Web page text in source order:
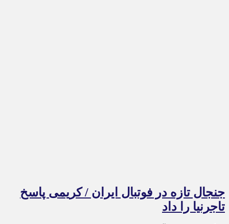
جنجال تازه در فوتبال ایران / کریمی پاسخ
تاجرنیا را داد